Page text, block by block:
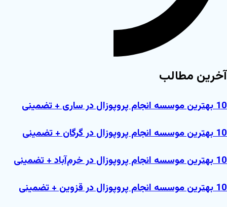
آخرین مطالب
10 بهترین موسسه انجام پروپوزال در ساری + تضمینی
10 بهترین موسسه انجام پروپوزال در گرگان + تضمینی
10 بهترین موسسه انجام پروپوزال در خرم‌آباد + تضمینی
10 بهترین موسسه انجام پروپوزال در قزوین + تضمینی